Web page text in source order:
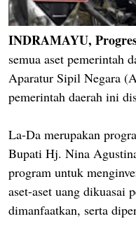
INDRAMAYU,
semua aset pemerintah
Aparatur Sipil Negara
pemerintah daerah ini
La-Da merupakan
Bupati Hj. Nina
program untuk
aset-aset uang dikuasai
dimanfaatkan, serta